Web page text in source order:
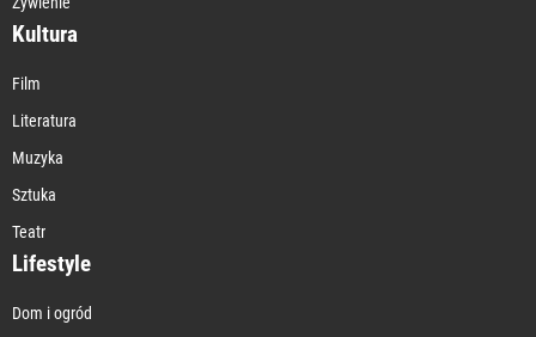
Kultura
Film
Literatura
Muzyka
Sztuka
Teatr
Lifestyle
Dom i ogród